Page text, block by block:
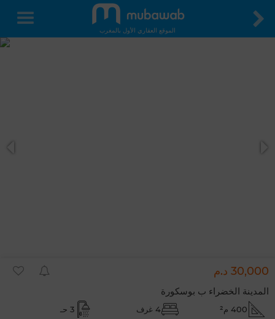
الموقع العقاري الأول بالمغرب
30,000 د.م
المدينة الخضراء ب بوسكورة
400 م² 4 غرف 3 حـ